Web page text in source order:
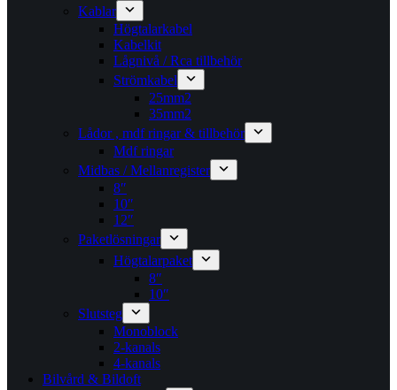
Kablar
Högtalarkabel
Kabelkit
Lågnivå / Rca tillbehör
Strömkabel
25mm2
35mm2
Lådor , mdf ringar & tillbehör
Mdf ringar
Midbas / Mellanregister
8″
10″
12″
Paketlösningar
Högtalarpaket
8″
10″
Slutsteg
Monoblock
2-kanals
4-kanals
Bilvård & Bildoft